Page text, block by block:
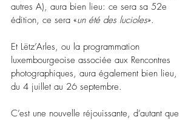
autres A), aura bien lieu: ce sera sa 52e
édition, ce sera «un été des lucioles».
Et Lëtz’Arles, ou la programmation
luxembourgeoise associée aux Rencontres
photographiques, aura également bien lieu,
du 4 juillet au 26 septembre.
C’est une nouvelle réjouissante, d’autant que